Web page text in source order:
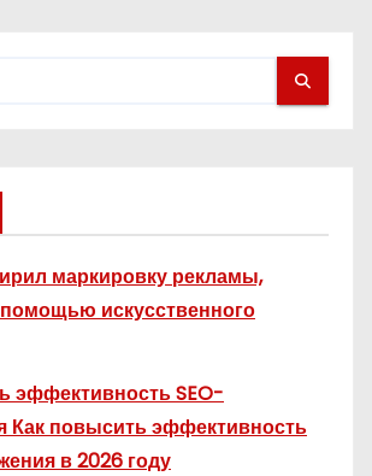
маркировку рекламы,
искусственного
эффективность SEO-
Как повысить эффективность
в 2026 году